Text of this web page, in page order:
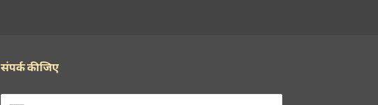
संपर्क कीजिए